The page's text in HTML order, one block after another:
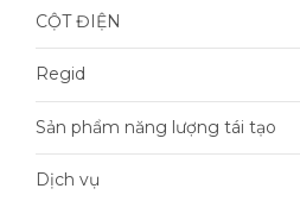
CỘT ĐIỆN
Regid
Sản phẩm năng lượng tái tạo
Dịch vụ